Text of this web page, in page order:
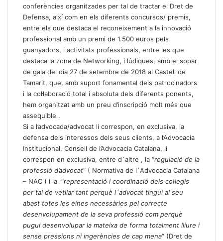
conferències organitzades per tal de tractar el Dret de
Defensa, així com en els diferents concursos/ premis,
entre els que destaca el reconeixement a la innovació
professional amb un premi de 1.500 euros pels
guanyadors, i activitats professionals, entre les que
destaca la zona de Networking, i lúdiques, amb el sopar
de gala del dia 27 de setembre de 2018 al Castell de
Tamarit, que, amb suport fonamental dels patrocinadors
i la col·laboració total i absoluta dels diferents ponents,
hem organitzat amb un preu d’inscripció molt més que
assequible .
Si a l’advocada/advocat li correspon, en exclusiva, la
defensa dels interessos dels seus clients, a l’Advocacia
Institucional, Consell de l’Advocacia Catalana, li
correspon en exclusiva, entre d´altre , la “regulació de la
professió d’advocat“ ( Normativa de l´Advocacia Catalana
– NAC ) i la “representació i coordinació dels col·legis
per tal de vetllar tant perquè l´advocat tingui al seu
abast totes les eines necessàries pel correcte
desenvolupament de la seva professió com perquè
pugui desenvolupar la mateixa de forma totalment lliure i
sense pressions ni ingerències de cap mena“ (Dret de